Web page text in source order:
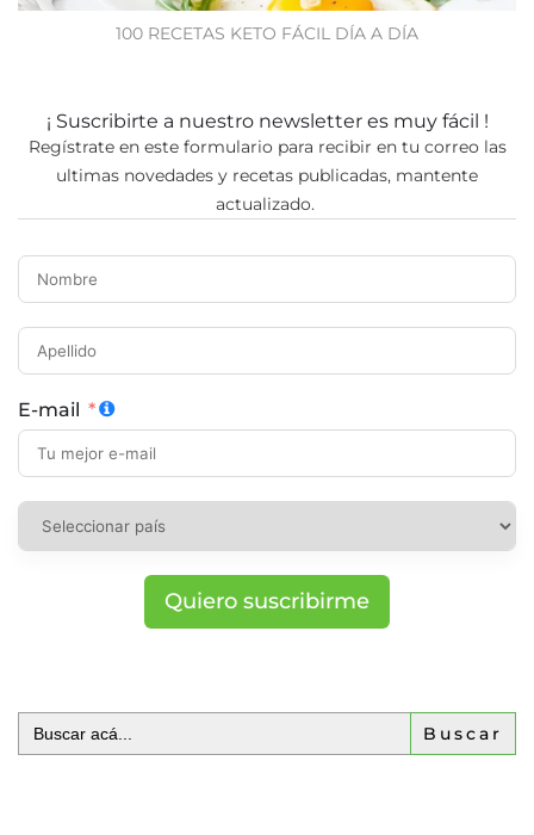
100 RECETAS KETO FÁCIL DÍA A DÍA
¡ Suscribirte a nuestro newsletter es muy fácil !
Regístrate en este formulario para recibir en tu correo las
ultimas novedades y recetas publicadas, mantente
actualizado.
E-mail
Quiero suscribirme
Buscar: